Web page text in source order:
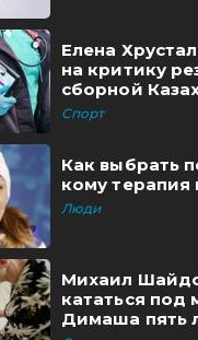
Елена
на критику
сборной
Спорт
Как выбрать
кому терапия
Люди
Михаил
кататься под
Димаша пять